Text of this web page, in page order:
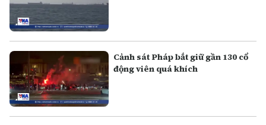
Cảnh sát Pháp bắt giữ gần 130 cổ
động viên quá khích